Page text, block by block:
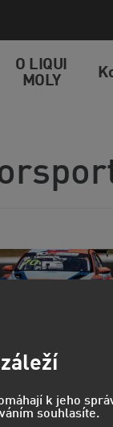
O LIQUI
MOLY
F1 okruh -
něž byl již
k jeho
souhlasíte.